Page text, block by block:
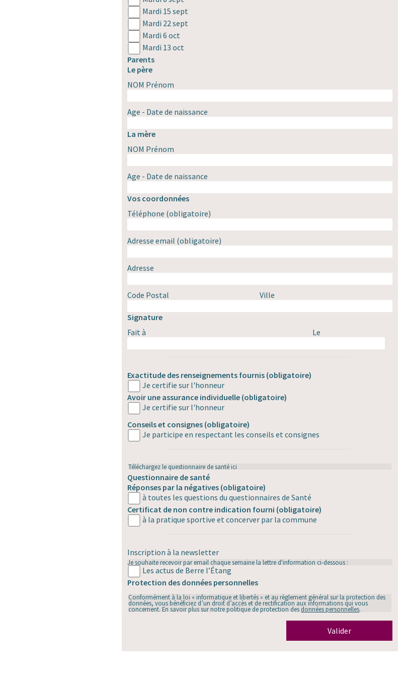
Mardi 15 sept
Mardi 22 sept
Mardi 6 oct
Mardi 13 oct
Parents
Le père
NOM Prénom
Age - Date de naissance
La mère
NOM Prénom
Age - Date de naissance
Vos coordonnées
Téléphone (obligatoire)
Adresse email (obligatoire)
Adresse
Code Postal Ville
Signature
Fait à
Le
Exactitude des renseignements fournis (obligatoire)
Je certifie sur l'honneur
Avoir une assurance individuelle (obligatoire)
Je certifie sur l'honneur
Conseils et consignes (obligatoire)
Je participe en respectant les conseils et consignes
Téléchargez le questionnaire de santéici
Questionnaire de santé
Réponses par la négatives (obligatoire)
à toutes les questions du questionnaires de Santé
Certificat de non contre indication fourni (obligatoire)
à la pratique sportive et concerver par la commune
Inscription à la newsletter
Je souhaite recevoir par email chaque semaine la lettre d'information ci-dessous :
Les actus de Berre l’Étang
Protection des données personnelles
Conformément à la loi « informatique et libertés » et au règlement général sur la protection des
données, vous bénéficiez d’un droit d’accès et de rectification aux informations qui vous
concernent. En savoir plus sur notre politique de protection des données personnelles.
Valider